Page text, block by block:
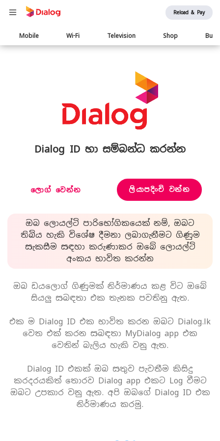
Reload & Pay
Main
navigation
Mobile Wi-Fi Television Shop
Dialog ID හා සම්බන්ධ කරන්න
ලොග් වෙන්න ලියාපදිංචි වන්න
ඔබ ලොයල්ටි පාරිභෝගිකයෙක් නම්, ඔබට
තිබිය හැකි විශේෂ දීමනා ලබාගැනීමට ගිණුම
සැකසීම සඳහා කරුණාකර ඔබේ ලොයල්ටි
අංකය භාවිත කරන්න
ඔබ ඩයලොග් ගිණුමක් නිර්මාණය කළ විට ඔබේ
සියලු සබඳතා එක තැනක පවතිනු ඇත.
එක ම Dialog ID එක භාවිත කරන ඔබට Dialog.lk
වෙත එක් කරන සබඳතා MyDialog app එක
වෙතින් බැලිය හැකි වනු ඇත.
Dialog ID එකක් ඔබ සතුව පැවතීම කිසිදු
කරදරයකිත් තොරව Dialog app එකට Log වීමට
ඔබට උපකාර වනු ඇත. අපි ඔබගේ Dialog ID එක
නිර්මාණය කරමු.